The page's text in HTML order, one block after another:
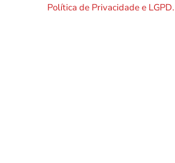
Política de Privacidade e LGPD.